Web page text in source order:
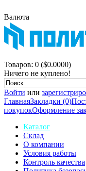
Валюта
$ р.
Корзина покупок
Товаров: 0 ($0.0000)
Ничего не куплено!
Войти или
ГлавнаяЗакладки (0)
покупокОформление
Каталог
Склад
О компании
Условия работы
Контроль качества